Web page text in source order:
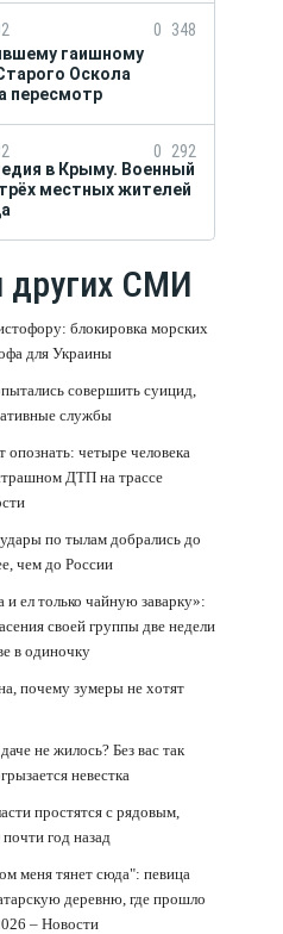
В магазинах России
ажиотаж из-за этого
продукта: что купить?
0
348
гаишному
Оскола
пересмотр
0
292
в Крыму. Военный
местных жителей
других СМИ
блокировка морских
для Украины
совершить суицид,
службы
четыре человека
ДТП на трассе
по тылам добрались до
чем до России
ел только чайную заварку»:
своей группы две недели
в одиночку
почему зумеры не хотят
не жилось? Без вас так
невестка
простятся с рядовым,
год назад
меня тянет сюда": певица
деревню, где прошло
– Новости